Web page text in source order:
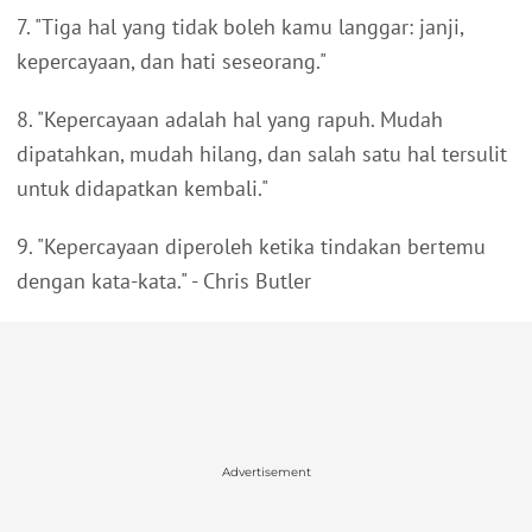
7. "Tiga hal yang tidak boleh kamu langgar: janji,
kepercayaan, dan hati seseorang."
8. "Kepercayaan adalah hal yang rapuh. Mudah
dipatahkan, mudah hilang, dan salah satu hal tersulit
untuk didapatkan kembali."
9. "Kepercayaan diperoleh ketika tindakan bertemu
dengan kata-kata." - Chris Butler
Advertisement